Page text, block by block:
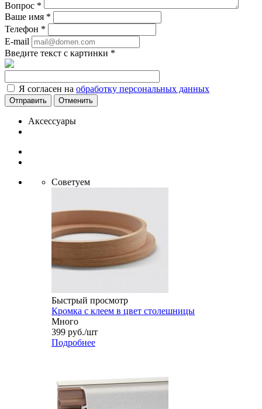
Вопрос *
Ваше имя *
Телефон *
E-mail
Введите текст с картинки *
Я согласен на обработку персональных данных
Отменить
Аксессуары
Советуем
Быстрый просмотр
Кромка с клеем в цвет столешницы
Много
399 руб./шт
Подробнее